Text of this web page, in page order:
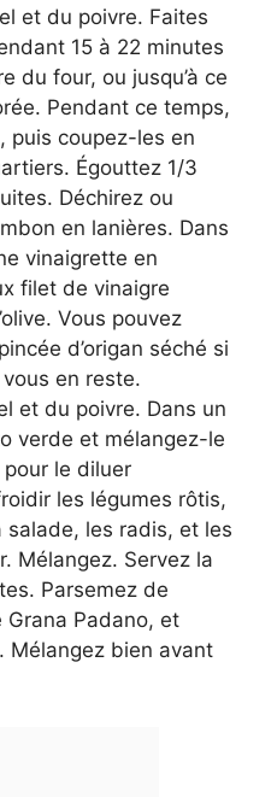
et du poivre. Faites
15 à 22 minutes
du four, ou jusqu’à ce
Pendant ce temps,
puis coupez-les en
Égouttez 1/3
Déchirez ou
en lanières. Dans
vinaigrette en
filet de vinaigre
Vous pouvez
d’origan séché si
en reste.
et du poivre. Dans un
verde et mélangez-le
pour le diluer
les légumes rôtis,
les radis, et les
Mélangez. Servez la
Parsemez de
Padano, et
Mélangez bien avant